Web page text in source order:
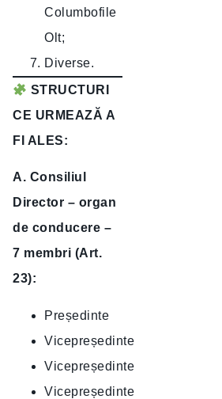
Columbofile
Olt;
Diverse.
STRUCTURI
CE URMEAZĂ A
FI ALES:
A. Consiliul
Director – organ
de conducere –
7 membri (Art.
23):
Președinte
Vicepreședinte
Vicepreședinte
Vicepreședinte